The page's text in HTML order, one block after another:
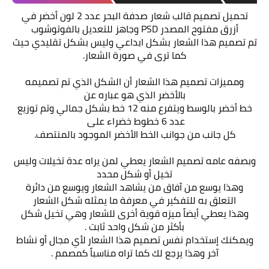
تحميل تصميم قالب شعار صدفة البحر عدد 2 لون أخضر في
أزرق مفتوح المصدر PSD وجاهز للتعديل بالفوتوشوب
تم تصميم هذا الشعار بشكل ابداعي وليس بشكل تقليدي حيث
كما ترى في صورة الشعار.
ومميزات تصميم هذا الشعار أن الشكل الذي تم تصميمه
بالأخضر الذي هو عباره عن
خط أخضر بالوسط ويتفرع منه 12 خط بشكل جمالي وتم توزيع
عدد 6 خطوط خضراء على
كل جانب من جوانب الخط الأخضر الموجود بالمنتصف.
وبصفه عامه تصميم الشعار يعطي لمن يراه عدة تخيلات وليس
تخيل أو شكل محدد
وهذا يوسع من آفاق من يشاهد الشعار ويوسع من دائرة
التعلق به للتفكير في معرفة ما يمثله شكل الشعار
وهذا يعطي أيضاً ميزه قوية أخرى للشعار وهي تخيل شكل
بأكثر من شكل واحد ثابت .
ويمكنك إستخدام نفس تصميم هذا الشعار لأي مجال أو نشاط
آخر وهذا يرجع لك كما تراه مناسباً كمصمم .